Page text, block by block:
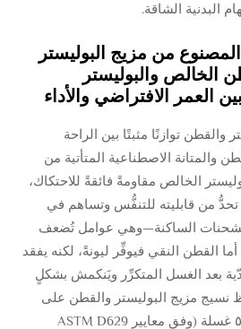
البدنية الشاقة.
من مزيج البوليستر
الخالص والبوليستر
العمر الافتراضي والأداء
توازنًا مثبتًا بين الراحة
والمتانة الاصطناعية المتأتية من
الخالص مقاومةً فائقةً للاحتكاك،
تحدُّ من قابليته للتنفُّس وتساهم في
الساكنة—وهي عوامل تُضعف
أما القطن النقي فيوفِّر ليونةً، لكنه يفقد
بعد الغسل المتكرِّر ويَنكمش بشكلٍ
نسيج مزيج البوليستر والقطن على
٩٢٪ من ثبات أبعاده بعد ٥٠ غسلة (وفق معايير ASTM D629